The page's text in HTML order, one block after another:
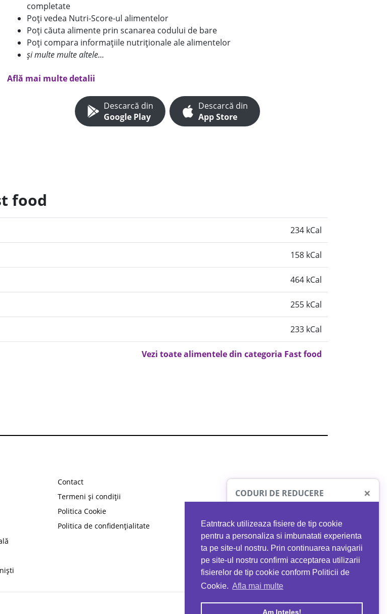
Eatntrack utilizeaza fisiere de tip cookie
pentru a personaliza si imbunatati experienta
ta pe site-ul nostru. Prin continuarea navigarii
pe site-ul nostru confirmi acceptarea utilizarii
fisierelor de tip cookie conform Politicii de
Cookie. Afla mai multe
Am Inteles!
completate
Poți vedea Nutri-Score-ul alimentelor
Poți căuta alimente prin scanarea codului de bare
Poți compara informațiile nutriționale ale alimentelor
și multe multe altele...
Află mai multe detalii
Descarcă din
Google Play
Descarcă din
App Store
food
234 kCal
158 kCal
464 kCal
255 kCal
233 kCal
Vezi toate alimentele din categoria Fast food
Contact
Termeni și condiții
Politica Cookie
Politica de confidențialitate
CODURI DE REDUCERE ×
PROTO41
reducere la orice comandă
EATNTRACK
MYPROTEIN
Ai40%reducere la orice comandă
folosind codul EATTRACK